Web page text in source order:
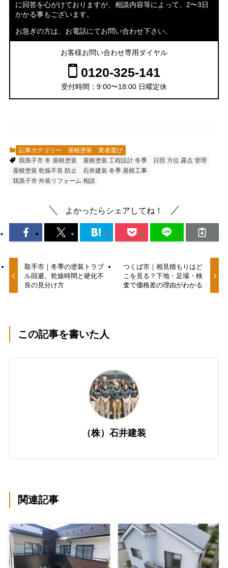
に回答を心がけておりますが、相談内容等によって、2〜3日
かかる事もございます。
お急ぎの方は、お電話にてお問い合わせ下さい。
お客様お問い合わせ専用ダイヤル
0120-325-141
受付時間：9:00〜18:00 日曜定休
記事カテゴリー 屋根塗装
業者選び
我孫子市 冬 屋根塗装
屋根塗装 工程設計 冬季
日照 方位 露点 管理
屋根塗装 乾燥不良 防止
石井建装 冬季 屋根工事
我孫子市 外装リフォーム 相談
よかったらシェアしてね！
取手市｜冬季の塗装トラブ
ル回避。乾燥時間と硬化不
良の見分け方
つくば市｜相見積もりはど
こを見る？下地・足場・検
査で価格差の理由がわかる
この記事を書いた人
（株）石井建装
関連記事